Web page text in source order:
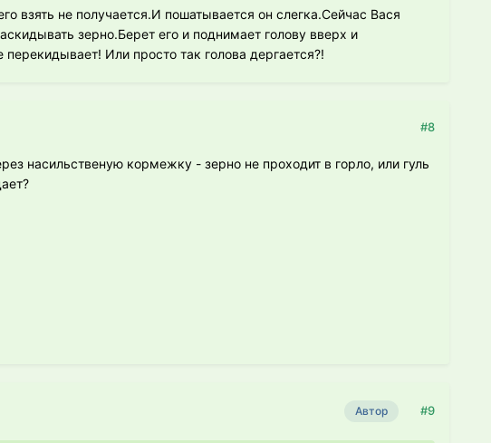
взять не получается.И пошатывается он слегка.Сейчас Вася
зерно.Берет его и поднимает голову вверх и
Или просто так голова дергается?!
#8
насильственую кормежку - зерно не проходит в горло, или гуль
Автор #9